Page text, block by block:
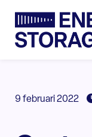
9 februari 2022